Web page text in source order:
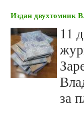
Издан двухтомник
11
за